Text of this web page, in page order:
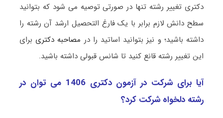
دکتری تغییر رشته تنها در صورتی توصیه می شود که بتوانید
سطح دانش لازم برابر با یک فارغ التحصیل ارشد آن رشته را
داشته باشید؛ و نیز بتوانید اساتید را در مصاحبه دکتری برای
این تغییر رشته قانع کنید تا شانس قبولی داشته باشید.
آیا برای شرکت در آزمون دکتری 1406 می توان در
رشته دلخواه شرکت کرد؟